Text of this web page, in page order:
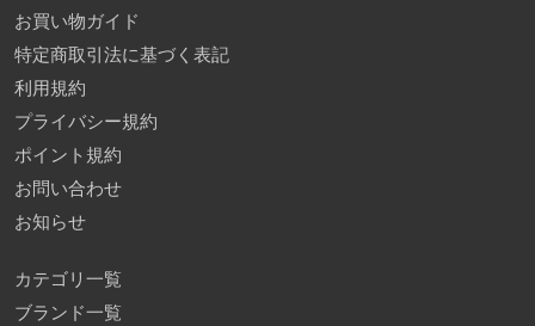
お買い物ガイド
特定商取引法に基づく表記
利用規約
プライバシー規約
ポイント規約
お問い合わせ
お知らせ
カテゴリ一覧
ブランド一覧